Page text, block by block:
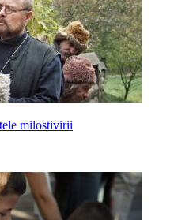
milostivirii